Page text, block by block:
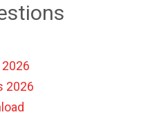
2026